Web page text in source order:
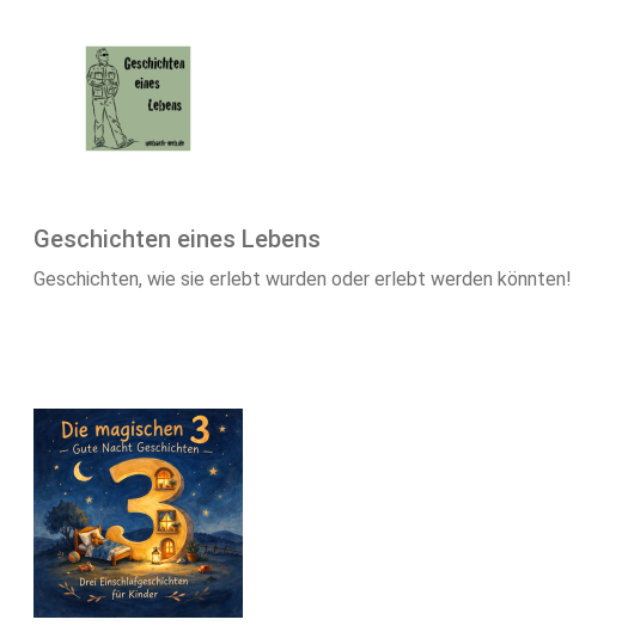
Geschichten eines Lebens
Geschichten, wie sie erlebt wurden oder erlebt werden könnten!